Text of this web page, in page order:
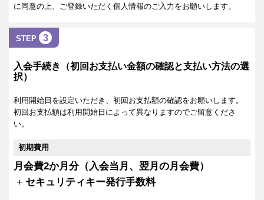
に同意の上、ご登録いただく個人情報のご入力をお願いします。
STEP 3
入会手続き（初回お支払い金額の確認と支払い方法の選
択）
利用開始日を設定いただき、初回お支払額の確認をお願いします。
初回お支払額は利用開始日によって異なりますのでご留意くださ
い。
初期費用
月会費2か月分（入会当月、翌月の月会費）
+ セキュリティキー発行手数料